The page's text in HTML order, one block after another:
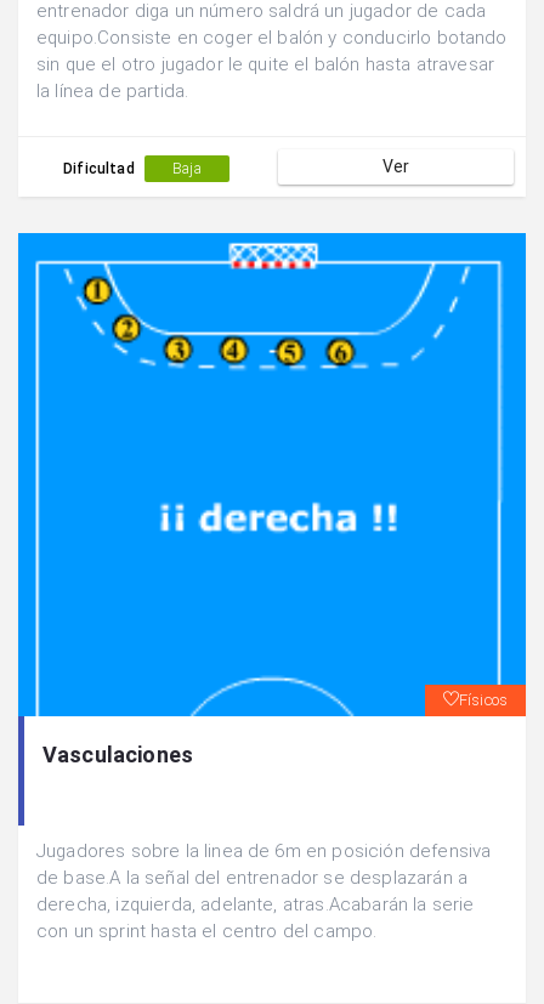
entrenador diga un número saldrá un jugador de cada
equipo.Consiste en coger el balón y conducirlo botando
sin que el otro jugador le quite el balón hasta atravesar
la línea de partida.
Dificultad Baja Ver
Físicos
Vasculaciones
Jugadores sobre la linea de 6m en posición defensiva
de base.A la señal del entrenador se desplazarán a
derecha, izquierda, adelante, atras.Acabarán la serie
con un sprint hasta el centro del campo.